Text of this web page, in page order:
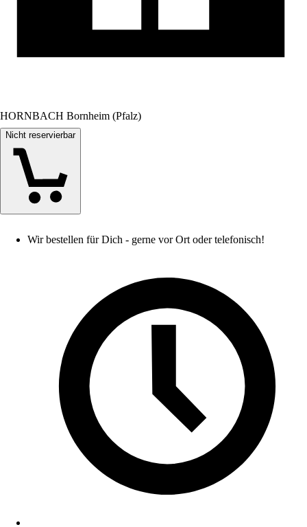
HORNBACH Bornheim (Pfalz)
Nicht reservierbar
Wir bestellen für Dich - gerne vor Ort oder telefonisch!